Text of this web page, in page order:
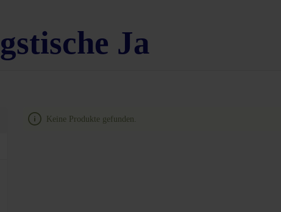
Ja
Keine Produkte gefunden.